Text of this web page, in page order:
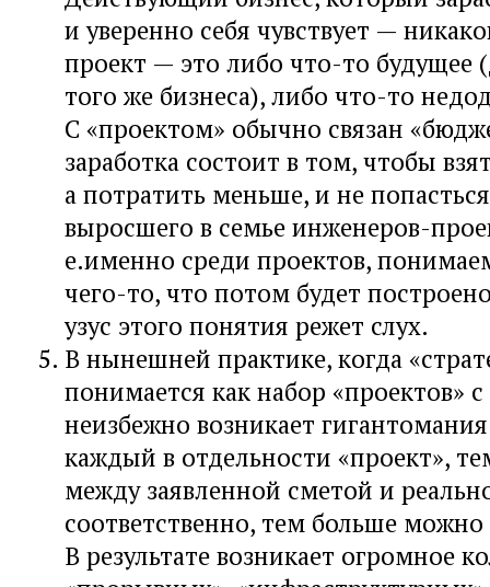
и уверенно себя чувствует —
проект — это либо что-то будущее
того же бизнеса), либо что-то
С «проектом» обычно связан
заработка состоит в том, чтобы
а потратить меньше, и не
выросшего в семье инженеров-
е.именно среди проектов,
чего-то, что потом будет
узус этого понятия режет слух.
В нынешней практике, когда
понимается как набор «проектов»
неизбежно возникает
каждый в отдельности «проект»,
между заявленной сметой и
соответственно, тем больше можно
В результате возникает огромное